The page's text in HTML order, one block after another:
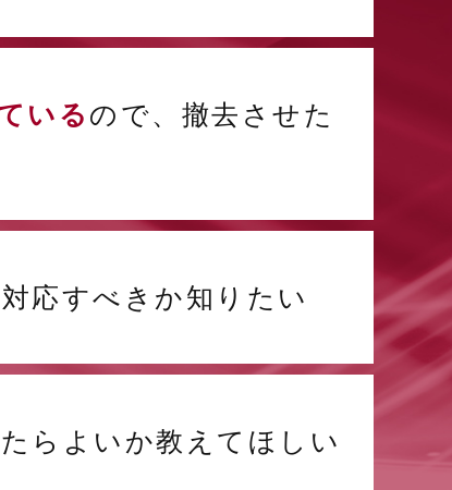
いるので、撤去させた
応すべきか知りたい
らよいか教えてほしい